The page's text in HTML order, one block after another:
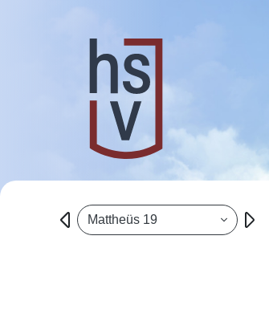
Mattheüs 19